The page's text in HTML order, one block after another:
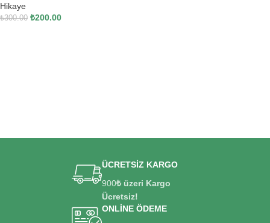
Hikaye
₺300.00 ₺200.00
ÜCRETSİZ KARGO
900₺ üzeri Kargo
Ücretsiz!
ONLİNE ÖDEME